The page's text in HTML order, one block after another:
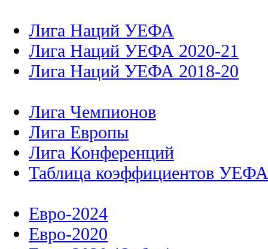
Лига Наций УЕФА
Лига Наций УЕФА 2020-21
Лига Наций УЕФА 2018-20
Лига Чемпионов
Лига Европы
Лига Конференций
Таблица коэффициентов УЕФА
Евро-2024
Евро-2020